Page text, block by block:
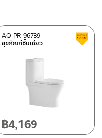
สินค้าลดราคา เคลียร์สต็อก
สุขภัณฑ์ชิ้นเดียว
AQ PR-96789
฿4,169